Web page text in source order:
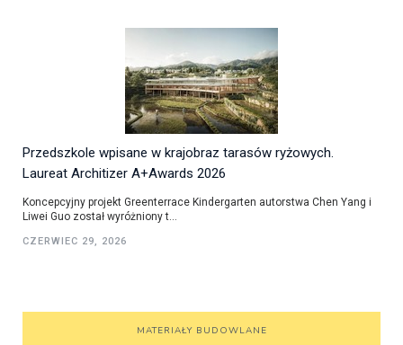
Przedszkole wpisane w krajobraz tarasów ryżowych.
Laureat Architizer A+Awards 2026
Koncepcyjny projekt Greenterrace Kindergarten autorstwa Chen Yang i
Liwei Guo został wyróżniony t...
CZERWIEC 29, 2026
MATERIAŁY BUDOWLANE